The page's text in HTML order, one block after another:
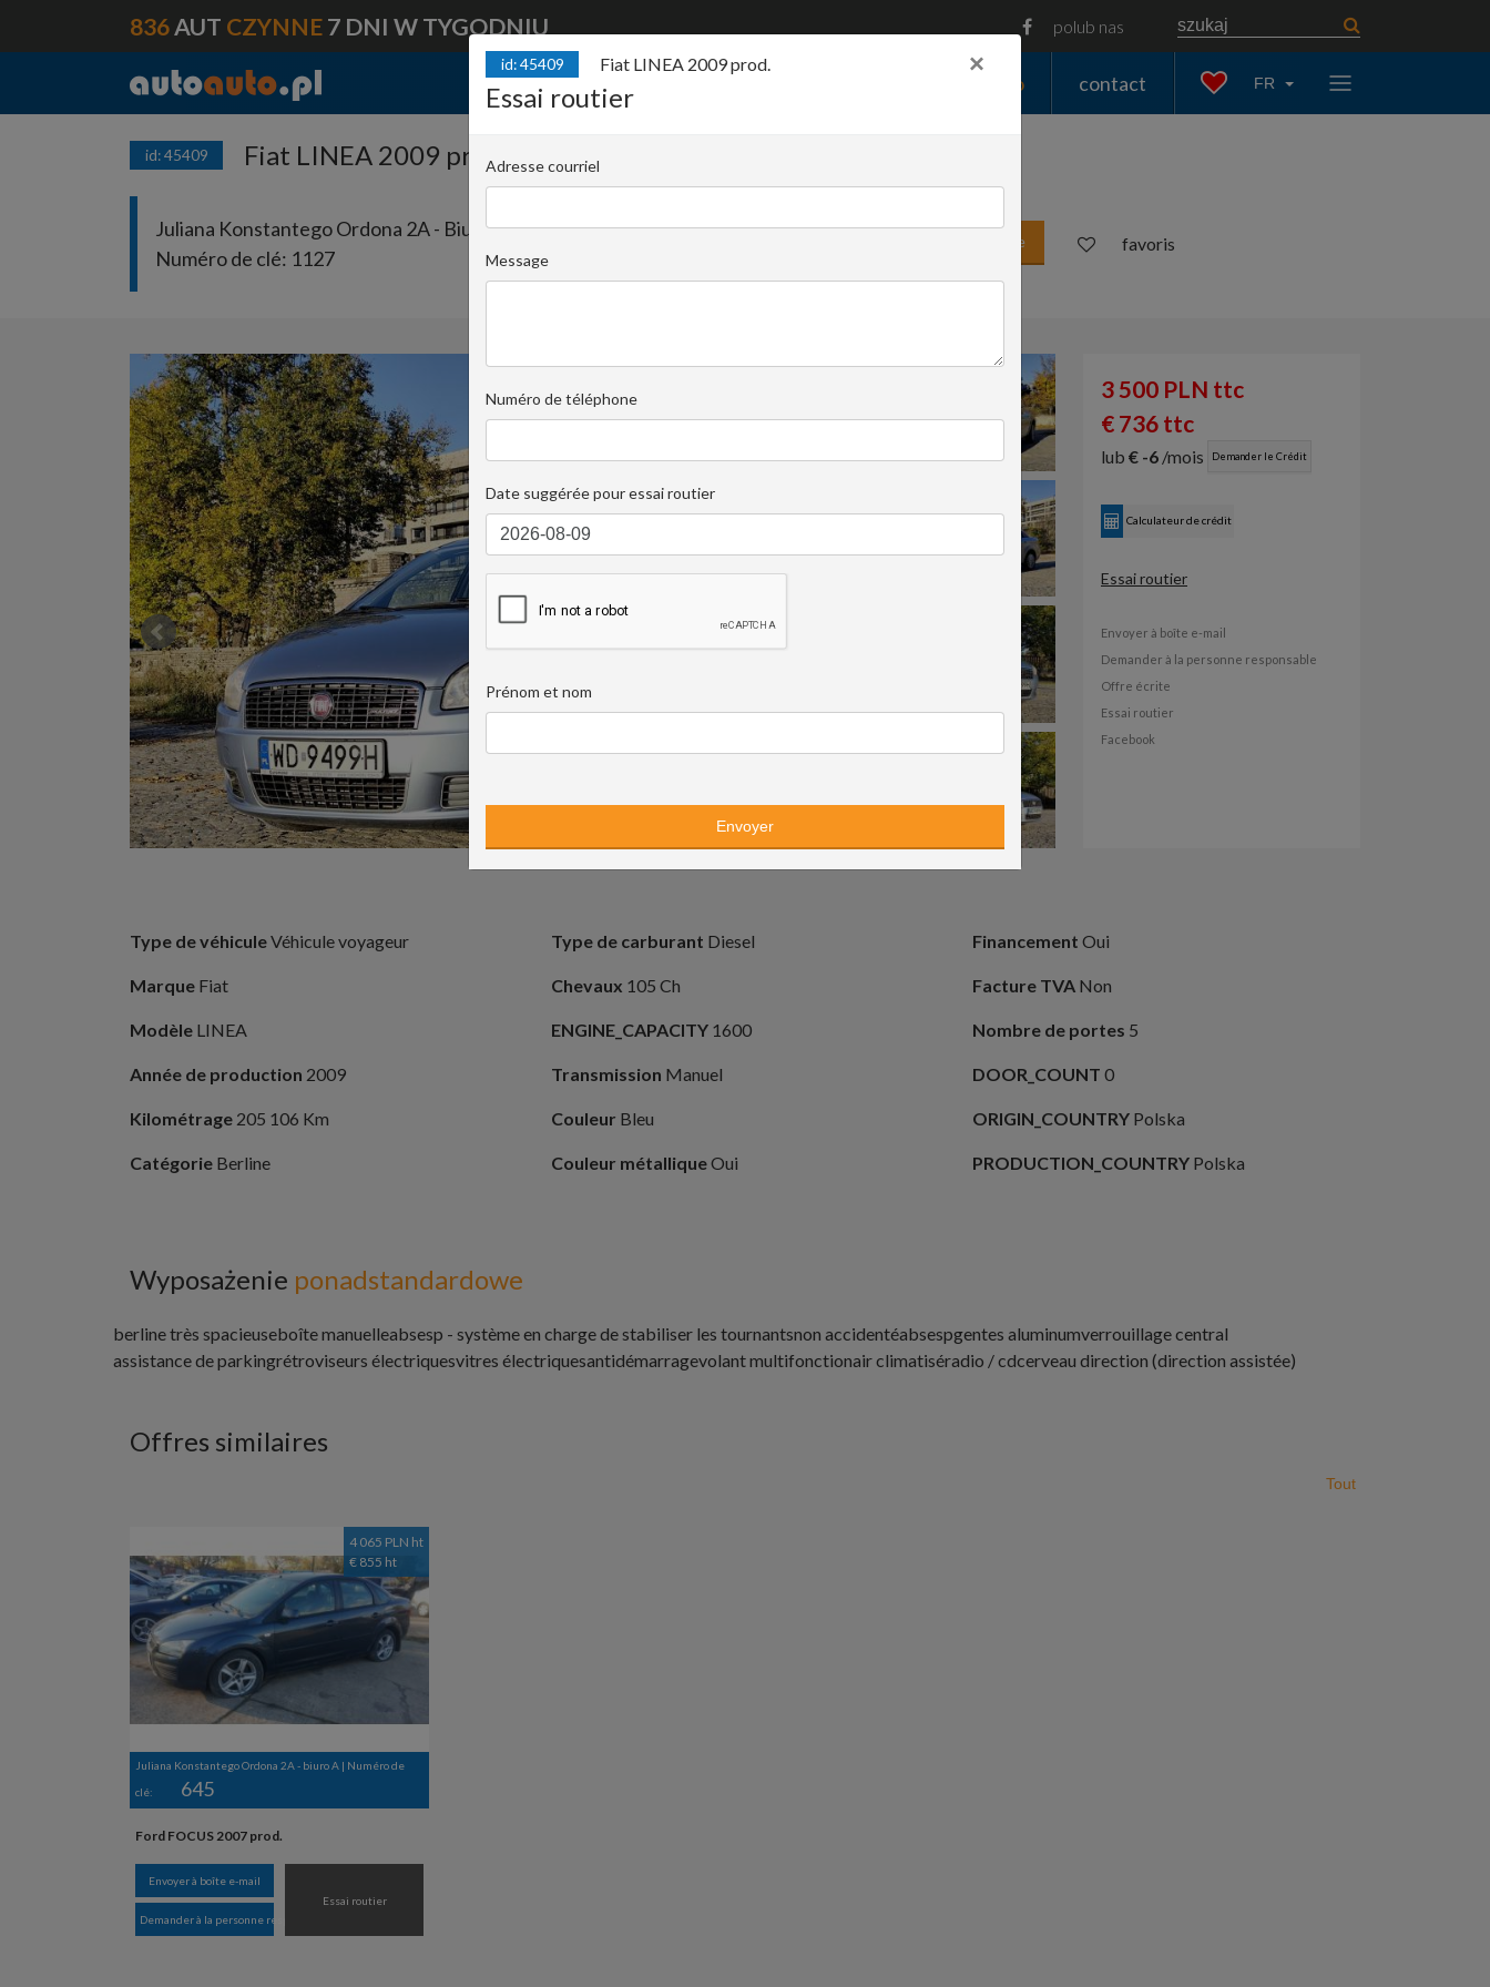
836AUT CZYNNE 7 DNI W TYGODNIU polub nas
achter auto contact FR
id: 45409 Fiat LINEA 2009 prod. / 2009 reg.
Juliana Konstantego Ordona 2A - Biuro C |
Numéro de clé: 1127
Krzysztof Kijewski
Demander à la personne responsable favoris
3 500 PLN ttc
€ 736 ttc
lub € -6 /mois Demander le Crédit
Calculateur de crédit
Essai routier
Envoyer à boîte e-mail
Demander à la personne responsable
Offre écrite
Essai routier
Facebook
Type de véhiculeVéhicule voyageur
Marque Fiat
Modèle LINEA
Année de production 2009
Kilométrage 205 106 Km
Catégorie Berline
Type de carburant Diesel
Chevaux 105 Ch
ENGINE_CAPACITY 1600
Transmission Manuel
Couleur Bleu
Couleur métalliqueOui
Financement Oui
Facture TVA Non
Nombre de portes 5
DOOR_COUNT 0
ORIGIN_COUNTRY Polska
PRODUCTION_COUNTRY Polska
Wyposażenie ponadstandardowe
berline très spacieuseboîte manuelleabsesp - système en charge de stabiliser les tournantsnon accidentéabsespgentes aluminumverrouillage central
assistance de parkingrétroviseurs électriquesvitres électriquesantidémarragevolant multifonctionair climatiséradio / cdcerveau direction (direction assistée)
Offres similaires
Tout
4 065 PLN ht
€ 855 ht
Juliana Konstantego Ordona 2A - biuro A | Numéro de
clé:
645
Ford FOCUS 2007 prod.
Envoyer à boîte e-mail
Demander à la personne responsable
Essai routier
×
id: 45409 Fiat LINEA 2009 prod.
Essai routier
Adresse courriel
Message
Numéro de téléphone
Date suggérée pour essai routier
Prénom et nom